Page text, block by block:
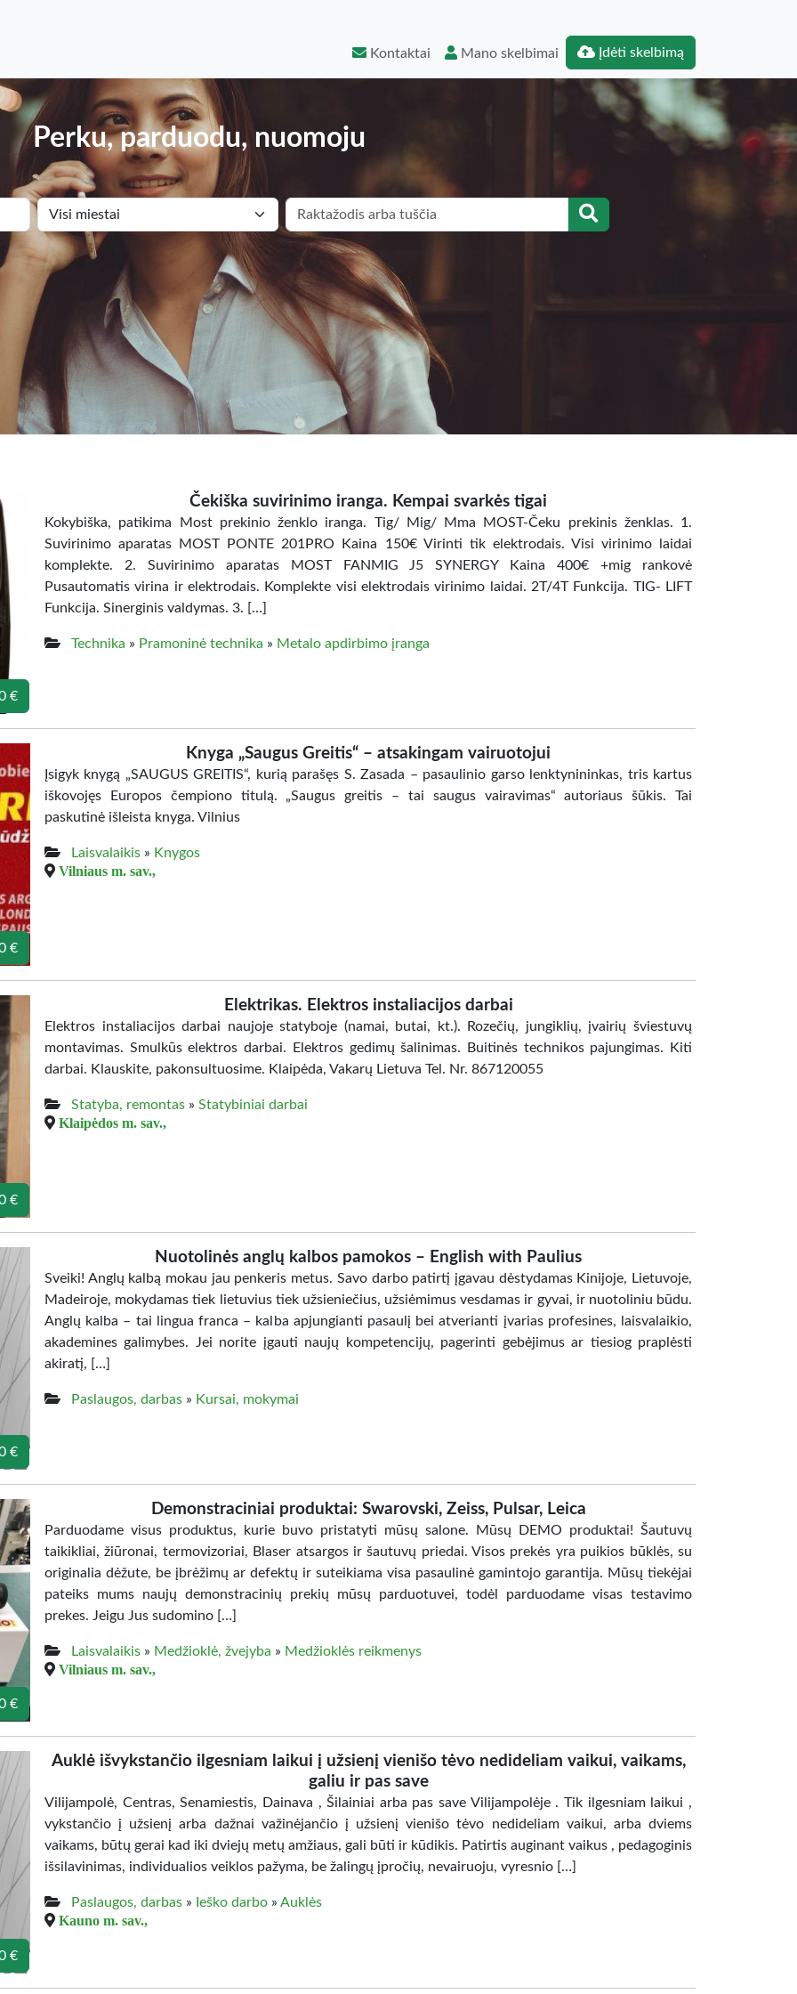
Kontaktai Mano skelbimai Įdėti skelbimą
Perku, parduodu, nuomoju
€
Čekiška suvirinimo iranga. Kempai svarkės tigai
Kokybiška, patikima Most prekinio ženklo iranga. Tig/ Mig/ Mma MOST-Čeku prekinis ženklas. 1.
Suvirinimo aparatas MOST PONTE 201PRO Kaina 150€ Virinti tik elektrodais. Visi virinimo laidai
komplekte. 2. Suvirinimo aparatas MOST FANMIG J5 SYNERGY Kaina 400€ +mig rankovė
Pusautomatis virina ir elektrodais. Komplekte visi elektrodais virinimo laidai. 2T/4T Funkcija. TIG- LIFT
Funkcija. Sinerginis valdymas. 3. […]
Technika » Pramoninė technika » Metalo apdirbimo įranga
€
Knyga „Saugus Greitis“ – atsakingam vairuotojui
Įsigyk knygą „SAUGUS GREITIS“, kurią parašęs S. Zasada – pasaulinio garso lenktynininkas, tris kartus
iškovojęs Europos čempiono titulą. „Saugus greitis – tai saugus vairavimas“ autoriaus šūkis. Tai
paskutinė išleista knyga. Vilnius
Laisvalaikis » Knygos
Vilniaus m. sav.,
€
Elektrikas. Elektros instaliacijos darbai
Elektros instaliacijos darbai naujoje statyboje (namai, butai, kt.). Rozečių, jungiklių, įvairių šviestuvų
montavimas. Smulkūs elektros darbai. Elektros gedimų šalinimas. Buitinės technikos pajungimas. Kiti
darbai. Klauskite, pakonsultuosime. Klaipėda, Vakarų Lietuva Tel. Nr. 867120055
Statyba, remontas » Statybiniai darbai
Klaipėdos m. sav.,
€
Nuotolinės anglų kalbos pamokos – English with Paulius
Sveiki! Anglų kalbą mokau jau penkeris metus. Savo darbo patirtį įgavau dėstydamas Kinijoje, Lietuvoje,
Madeiroje, mokydamas tiek lietuvius tiek užsieniečius, užsiėmimus vesdamas ir gyvai, ir nuotoliniu būdu.
Anglų kalba – tai lingua franca – kalba apjungianti pasaulį bei atverianti įvarias profesines, laisvalaikio,
akademines galimybes. Jei norite įgauti naujų kompetencijų, pagerinti gebėjimus ar tiesiog praplėsti
akiratį, […]
Paslaugos, darbas » Kursai, mokymai
€
Demonstraciniai produktai: Swarovski, Zeiss, Pulsar, Leica
Parduodame visus produktus, kurie buvo pristatyti mūsų salone. Mūsų DEMO produktai! Šautuvų
taikikliai, žiūronai, termovizoriai, Blaser atsargos ir šautuvų priedai. Visos prekės yra puikios būklės, su
originalia dėžute, be įbrėžimų ar defektų ir suteikiama visa pasaulinė gamintojo garantija. Mūsų tiekėjai
pateiks mums naujų demonstracinių prekių mūsų parduotuvei, todėl parduodame visas testavimo
prekes. Jeigu Jus sudomino […]
Laisvalaikis » Medžioklė, žvejyba » Medžioklės reikmenys
Vilniaus m. sav.,
€
Auklė išvykstančio ilgesniam laikui į užsienį vienišo tėvo nedideliam vaikui, vaikams,
galiu ir pas save
Vilijampolė, Centras, Senamiestis, Dainava , Šilainiai arba pas save Vilijampolėje . Tik ilgesniam laikui ,
vykstančio į užsienį arba dažnai važinėjančio į užsienį vienišo tėvo nedideliam vaikui, arba dviems
vaikams, būtų gerai kad iki dviejų metų amžiaus, gali būti ir kūdikis. Patirtis auginant vaikus , pedagoginis
išsilavinimas, individualios veiklos pažyma, be žalingų įpročių, nevairuoju, vyresnio […]
Paslaugos, darbas » Ieško darbo » Auklės
Kauno m. sav.,